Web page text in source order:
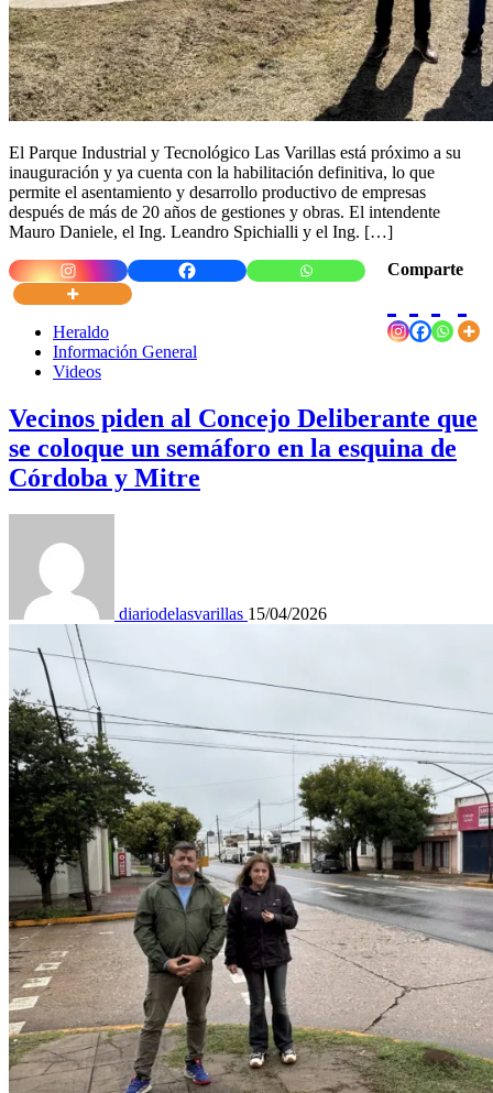
El Parque Industrial y Tecnológico Las Varillas está próximo a su
inauguración y ya cuenta con la habilitación definitiva, lo que
permite el asentamiento y desarrollo productivo de empresas
después de más de 20 años de gestiones y obras. El intendente
Mauro Daniele, el Ing. Leandro Spichialli y el Ing. […]
Comparte
Heraldo
Información General
Videos
Vecinos piden al Concejo Deliberante que
se coloque un semáforo en la esquina de
Córdoba y Mitre
diariodelasvarillas 15/04/2026